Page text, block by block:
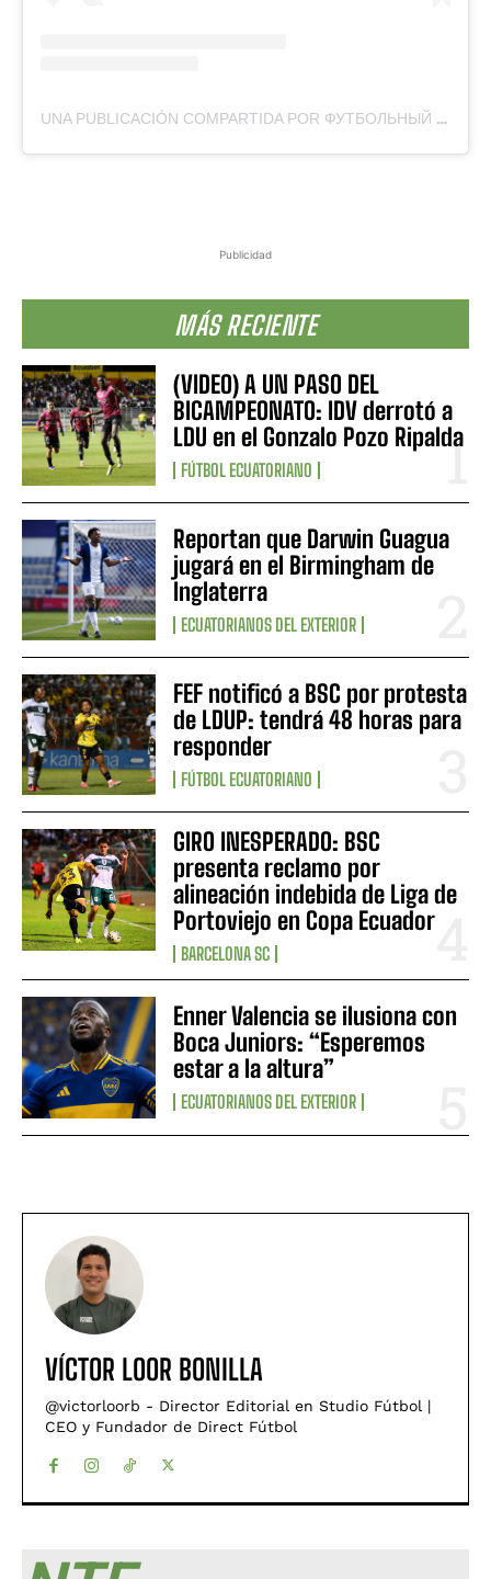
Publicidad
MÁS RECIENTE
(VIDEO) A UN PASO DEL
BICAMPEONATO: IDV derrotó a
LDU en el Gonzalo Pozo Ripalda
FÚTBOL ECUATORIANO
Reportan que Darwin Guagua
jugará en el Birmingham de
Inglaterra
ECUATORIANOS DEL EXTERIOR
FEF notificó a BSC por protesta
de LDUP: tendrá 48 horas para
responder
FÚTBOL ECUATORIANO
GIRO INESPERADO: BSC
presenta reclamo por
alineación indebida de Liga de
Portoviejo en Copa Ecuador
BARCELONA SC
Enner Valencia se ilusiona con
Boca Juniors: “Esperemos
estar a la altura”
ECUATORIANOS DEL EXTERIOR
UNA PUBLICACIÓN COMPARTIDA POR ФУТБОЛЬНЫЙ КЛУБ «СОЧИ» (@PFCSOCHI)
VÍCTOR LOOR BONILLA
@victorloorb - Director Editorial en Studio Fútbol |
CEO y Fundador de Direct Fútbol